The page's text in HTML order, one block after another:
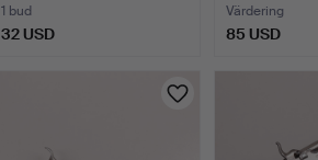
1 bud
32 USD
Värdering
85 USD